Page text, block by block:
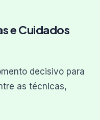
e Cuidados
decisivo para
as técnicas,